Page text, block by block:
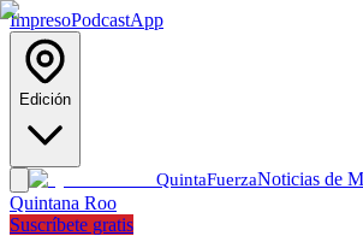
ImpresoPodcastApp
Edición
QuintaFuerzaNoticias de
Quintana Roo
Suscríbete gratis